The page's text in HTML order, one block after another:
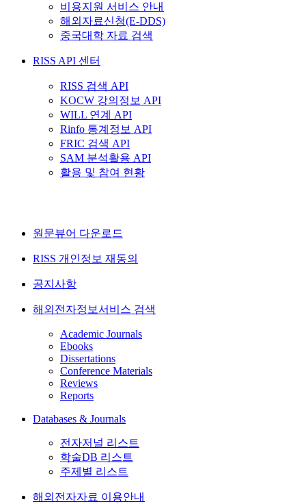
비용지원 서비스 안내
해외자료신청(E-DDS)
중국대학 자료 검색
RISS API 센터
RISS 검색 API
KOCW 강의정보 API
WILL 연계 API
Rinfo 통계정보 API
FRIC 검색 API
SAM 분석활용 API
활용 및 참여 현황
원문뷰어 다운로드
RISS 개인정보 재동의
공지사항
해외전자정보서비스 검색
Academic Journals
Ebooks
Dissertations
Conference Materials
Reviews
Reports
Databases & Journals
전자저널 리스트
학술DB 리스트
주제별 리스트
해외전자자료 이용안내